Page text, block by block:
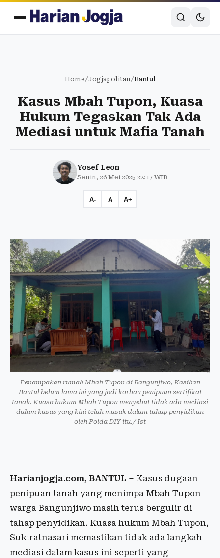
Home/Jogjapolitan/Bantul
Kasus Mbah Tupon, Kuasa
Hukum Tegaskan Tak Ada
Mediasi untuk Mafia Tanah
Yosef Leon
Senin, 26 Mei 2025 22:17 WIB
A- A A+
Penampakan rumah Mbah Tupon di Bangunjiwo, Kasihan
Bantul belum lama ini yang jadi korban penipuan sertifikat
tanah. Kuasa hukum Mbah Tupon menyebut tidak ada mediasi
dalam kasus yang kini telah masuk dalam tahap penyidikan
oleh Polda DIY itu./ Ist
Harianjogja.com, BANTUL – Kasus dugaan
penipuan tanah yang menimpa Mbah Tupon
warga Bangunjiwo masih terus bergulir di
tahap penyidikan. Kuasa hukum Mbah Tupon,
Sukiratnasari memastikan tidak ada langkah
mediasi dalam kasus ini seperti yang